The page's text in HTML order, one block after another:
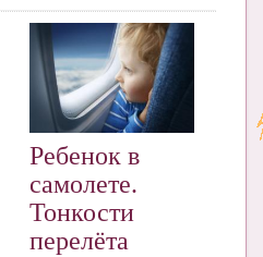
Ребенок в
самолете.
Тонкости
перелёта